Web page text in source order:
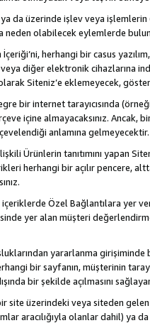
da üzerinde işlev veya
neden olabilecek eylemlerde
herhangi bir casus
veya diğer elektronik
Siteniz’e eklemeyecek,
bir internet tarayıcısında
içine almayacaksınız. Ancak,
anlamına gelmeyecektir.
Ürünlerin tanıtımını yapan
herhangi bir açılır pencere,
Özel Bağlantılara yer
yer alan müşteri
yararlanma
bir sayfanın, müşterinin
bir şekilde açılmasını
site üzerindeki veya siteden
aracılığıyla olanlar dahil) ya